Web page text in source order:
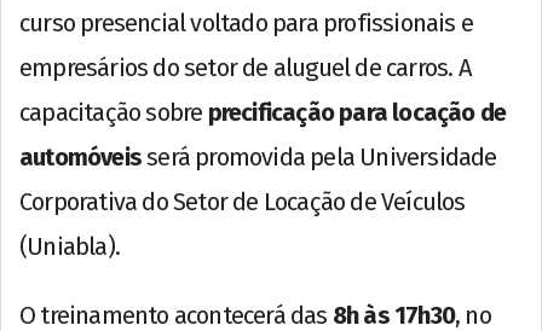
curso presencial voltado para profissionais e
empresários do setor de aluguel de carros. A
capacitação sobre precificação para locação de
automóveisserá promovida pela Universidade
Corporativa do Setor de Locação de Veículos
(Uniabla).
O treinamento acontecerá das 8h às 17h30, no